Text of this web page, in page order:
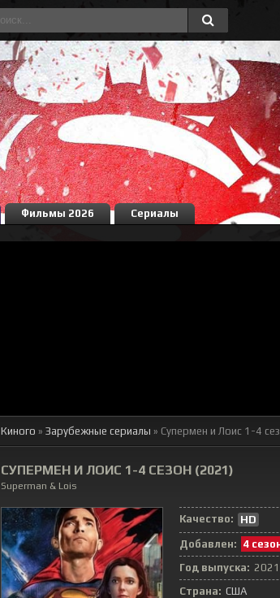
Фильмы 2026 Сериалы
Киного » Зарубежные сериалы » Супермен и Лоис 1-4
СУПЕРМЕН И ЛОИС 1-4 СЕЗОН (2021)
Superman & Lois
Качество:
HD
Добавлен: 4
Год выпуска: 2021
Страна: США